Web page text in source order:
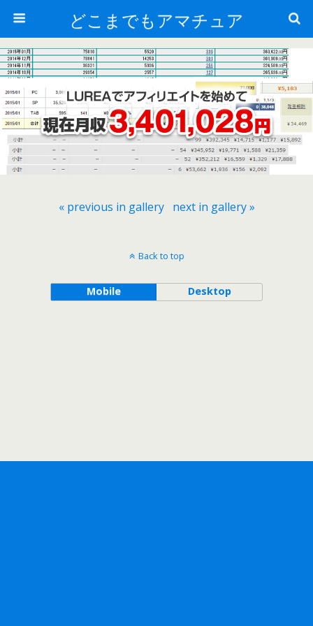
どこまでもアマチュア
« previous in gallery next in gallery »
Back to top
Mobile Desktop